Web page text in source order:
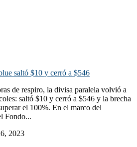
saltó $10 y cerró a $546
de respiro, la divisa paralela volvió a
saltó $10 y cerró a $546 y la brecha
el 100%. En el marco del
Fondo...
2023